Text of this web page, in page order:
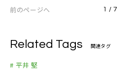
前のページへ 1 / 7
Related Tags 関連タグ
# 平井 堅